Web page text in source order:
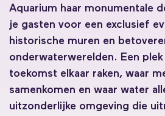
Aquarium haar monumentale
je gasten voor een exclusief
historische muren en
onderwaterwerelden. Een
toekomst elkaar raken, waar
samenkomen en waar water
uitzonderlijke omgeving die